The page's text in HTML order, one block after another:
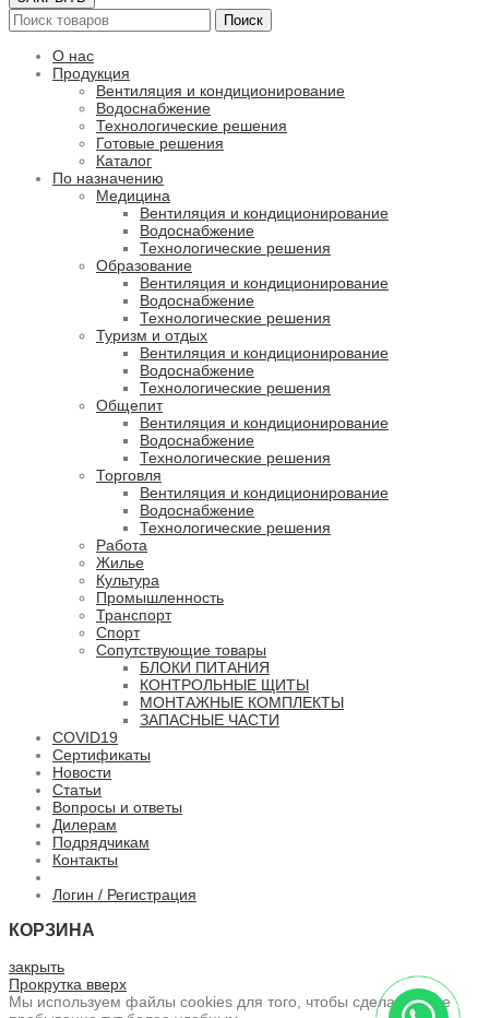
Поиск
О нас
Продукция
Вентиляция и кондиционирование
Водоснабжение
Технологические решения
Готовые решения
Каталог
По назначению
Медицина
Вентиляция и кондиционирование
Водоснабжение
Технологические решения
Образование
Вентиляция и кондиционирование
Водоснабжение
Технологические решения
Туризм и отдых
Вентиляция и кондиционирование
Водоснабжение
Технологические решения
Общепит
Вентиляция и кондиционирование
Водоснабжение
Технологические решения
Торговля
Вентиляция и кондиционирование
Водоснабжение
Технологические решения
Работа
Жилье
Культура
Промышленность
Транспорт
Спорт
Сопутствующие товары
БЛОКИ ПИТАНИЯ
КОНТРОЛЬНЫЕ ЩИТЫ
МОНТАЖНЫЕ КОМПЛЕКТЫ
ЗАПАСНЫЕ ЧАСТИ
COVID19
Сертификаты
Новости
Статьи
Вопросы и ответы
Дилерам
Подрядчикам
Контакты
Логин / Регистрация
КОРЗИНА
закрыть
Прокрутка вверх
Мы используем файлы cookies для того, чтобы сделать ваше